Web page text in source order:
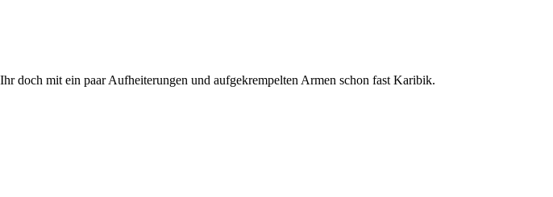
doch mit ein paar Aufheiterungen und aufgekrempelten Armen schon fast Karibik.